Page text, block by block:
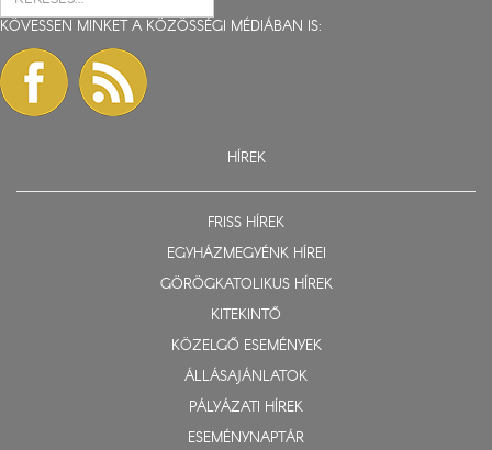
KÖVESSEN MINKET A KÖZÖSSÉGI MÉDIÁBAN IS:
HÍREK
FRISS HÍREK
EGYHÁZMEGYÉNK HÍREI
GÖRÖGKATOLIKUS HÍREK
KITEKINTŐ
KÖZELGŐ ESEMÉNYEK
ÁLLÁSAJÁNLATOK
PÁLYÁZATI HÍREK
ESEMÉNYNAPTÁR